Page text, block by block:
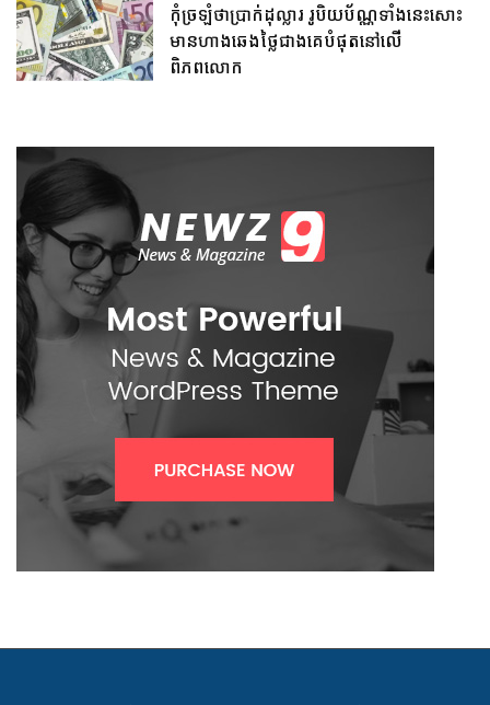
កុំច្រឡំថាប្រាក់ដុល្លារ រូបិយប័ណ្ណទាំងនេះសោះ
មានហាងឆេងថ្លៃជាងគេបំផុតនៅលើ
ពិភពលោក